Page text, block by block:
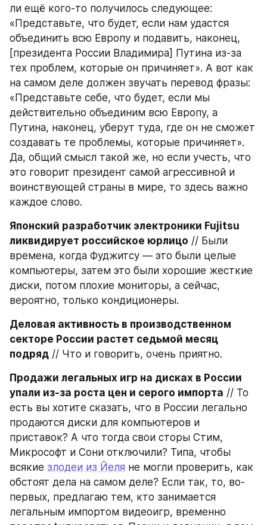
ли ещё кого-то получилось следующее:
«Представьте, что будет, если нам удастся
объединить всю Европу и подавить, наконец,
[президента России Владимира] Путина из-за
тех проблем, которые он причиняет». А вот как
на самом деле должен звучать перевод фразы:
«Представьте себе, что будет, если мы
действительно объединим всю Европу, а
Путина, наконец, уберут туда, где он не сможет
создавать те проблемы, которые причиняет».
Да, общий смысл такой же, но если учесть, что
это говорит президент самой агрессивной и
воинствующей страны в мире, то здесь важно
каждое слово.
Японский разработчик электроники Fujitsu
ликвидирует российское юрлицо // Были
времена, когда Фуджитсу — это были целые
компьютеры, затем это были хорошие жесткие
диски, потом плохие мониторы, а сейчас,
вероятно, только кондиционеры.
Деловая активность в производственном
секторе России растет седьмой месяц
подряд // Что и говорить, очень приятно.
Продажи легальных игр на дисках в России
упали из-за роста цен и серого импорта // То
есть вы хотите сказать, что в России легально
продаются диски для компьютеров и
приставок? А что тогда свои сторы Стим,
Микрософт и Сони отключили? Типа, чтобы
всякие злодеи из Йеля не могли проверить, как
обстоят дела на самом деле? Если так, то, во-
первых, предлагаю тем, кто занимается
легальным импортом видеоигр, временно